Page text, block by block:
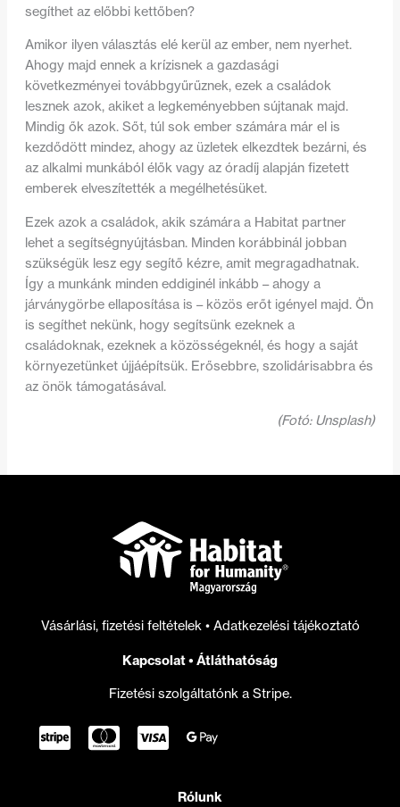
segíthet az előbbi kettőben?
Amikor ilyen választás elé kerül az ember, nem nyerhet.
Ahogy majd ennek a krízisnek a gazdasági
következményei továbbgyűrűznek, ezek a családok
lesznek azok, akiket a legkeményebben sújtanak majd.
Mindig ők azok. Sőt, túl sok ember számára már el is
kezdődött mindez, ahogy az üzletek elkezdtek bezárni, és
az alkalmi munkából élők vagy az óradíj alapján fizetett
emberek elveszítették a megélhetésüket.
Ezek azok a családok, akik számára a Habitat partner
lehet a segítségnyújtásban. Minden korábbinál jobban
szükségük lesz egy segítő kézre, amit megragadhatnak.
Így a munkánk minden eddiginél inkább – ahogy a
járványgörbe ellaposítása is – közös erőt igényel majd. Ön
is segíthet nekünk, hogy segítsünk ezeknek a
családoknak, ezeknek a közösségeknél, és hogy a saját
környezetünket újjáépítsük. Erősebbre, szolidárisabbra és
az önök támogatásával.
(Fotó: Unsplash)
Vásárlási, fizetési feltételek • Adatkezelési tájékoztató
Kapcsolat• Átláthatóság
Fizetési szolgáltatónk a Stripe.
Rólunk